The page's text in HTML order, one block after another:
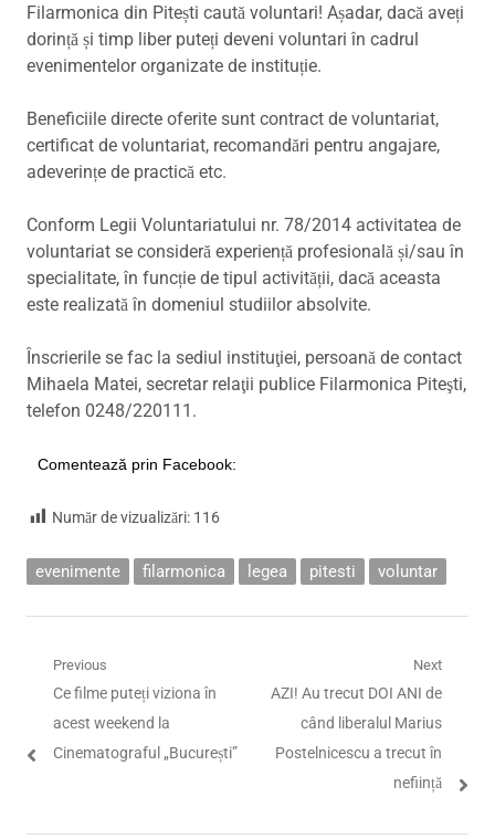
Filarmonica din Pitești caută voluntari! Așadar, dacă aveți
dorință și timp liber puteți deveni voluntari în cadrul
evenimentelor organizate de instituție.
Beneficiile directe oferite sunt contract de voluntariat,
certificat de voluntariat, recomandări pentru angajare,
adeverințe de practică etc.
Conform Legii Voluntariatului nr. 78/2014 activitatea de
voluntariat se consideră experiență profesională și/sau în
specialitate, în funcție de tipul activității, dacă aceasta
este realizată în domeniul studiilor absolvite.
Înscrierile se fac la sediul instituţiei, persoană de contact
Mihaela Matei, secretar relaţii publice Filarmonica Piteşti,
telefon 0248/220111.
Comentează prin Facebook:
Număr de vizualizări: 116
evenimente filarmonica legea pitesti voluntar
Navigare
articole
Previous
Previous
post:
Ce filme puteți viziona în
acest weekend la
Cinematograful „București”
Next
Next
post:
AZI! Au trecut DOI ANI de
când liberalul Marius
Postelnicescu a trecut în
neființă